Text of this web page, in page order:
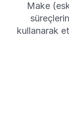
Make
kullanarak